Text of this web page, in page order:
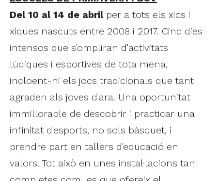
Del 10 al 14 de abrilper a tots els xics i
xiques nascuts entre 2008 i 2017. Cinc dies
intensos que s'ompliran d'activitats
lúdiques i esportives de tota mena,
incloent-hi els jocs tradicionals que tant
agraden als joves d'ara. Una oportunitat
immillorable de descobrir i practicar una
infinitat d'esports, no sols bàsquet, i
prendre part en tallers d'educació en
valors. Tot això en unes instal·lacions tan